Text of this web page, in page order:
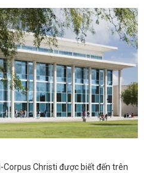
Corpus Christi được biết đến trên